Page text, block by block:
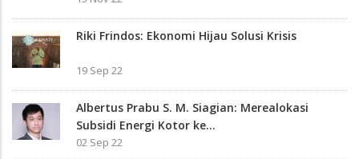
Riki Frindos: Ekonomi Hijau Solusi Krisis
19 Sep 22
Albertus Prabu S. M. Siagian: Merealokasi
Subsidi Energi Kotor ke...
02 Sep 22